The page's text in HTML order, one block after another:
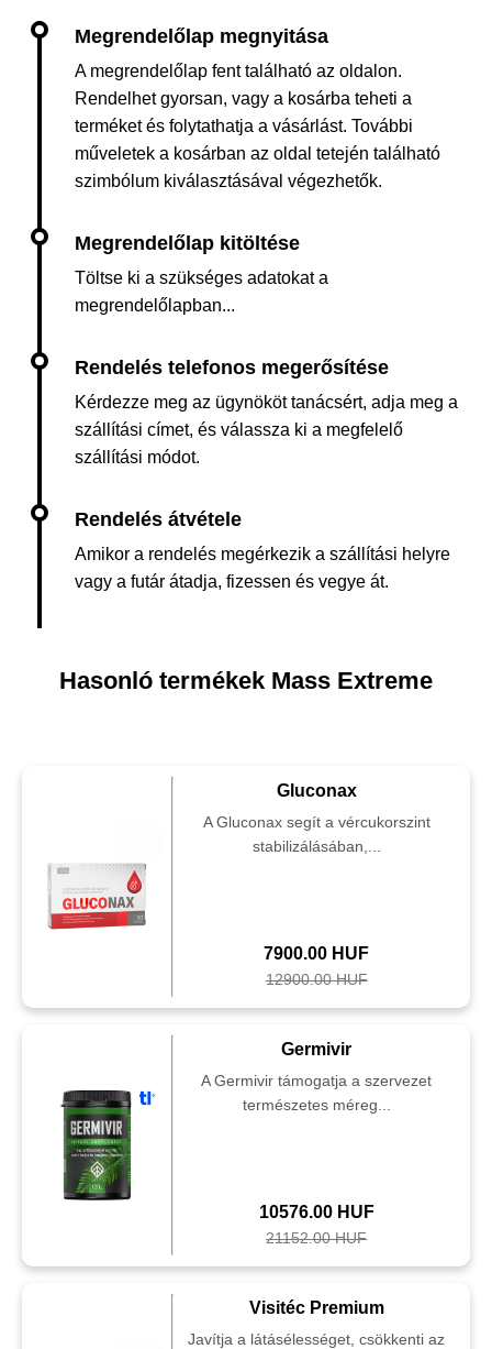
A megrendelőlap fent található az oldalon.
Rendelhet gyorsan, vagy a kosárba teheti a
terméket és folytathatja a vásárlást. További
műveletek a kosárban az oldal tetején található
szimbólum kiválasztásával végezhetők.
Töltse ki a szükséges adatokat a
megrendelőlapban...
Kérdezze meg az ügynököt tanácsért, adja meg a
szállítási címet, és válassza ki a megfelelő
szállítási módot.
Amikor a rendelés megérkezik a szállítási helyre
vagy a futár átadja, fizessen és vegye át.
Hasonló termékek Mass Extreme
Gluconax
A Gluconax segít a vércukorszint
stabilizálásában,...
7900.00 HUF
12900.00 HUF
Germivir
A Germivir támogatja a szervezet
természetes méreg...
10576.00 HUF
21152.00 HUF
Visitéc Premium
Javítja a látásélességet, csökkenti az